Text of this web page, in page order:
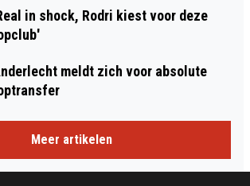
in shock, Rodri kiest voor deze
meldt zich voor absolute
Meer artikelen